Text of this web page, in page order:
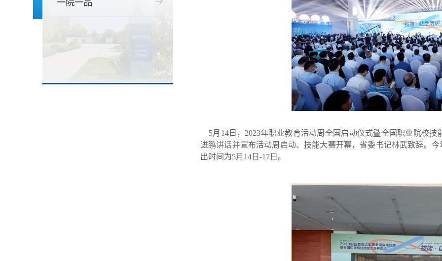
一院一品
5月14日，2023年职业教育活动周全国启动仪式暨全国职业院校
进鹏讲话并宣布活动周启动、技能大赛开幕，省委书记林武致辞。
出时间为5月14日-17日。